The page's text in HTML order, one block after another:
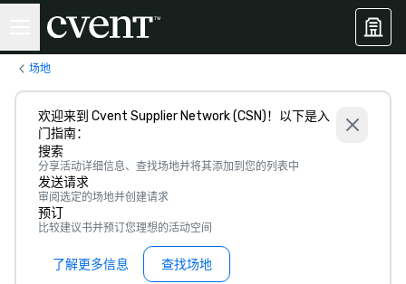
场地
欢迎来到 Cvent Supplier Network (CSN)！以下是入
门指南：
搜索
分享活动详细信息、查找场地并将其添加到您的列表中
发送请求
审阅选定的场地并创建请求
预订
比较建议书并预订您理想的活动空间
了解更多信息 查找场地